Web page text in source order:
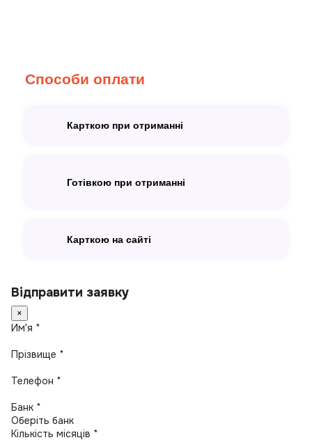
Способи оплати
Карткою при отриманні
Готівкою при отриманні
Карткою на сайті
Відправити заявку
×
Имʼя *
Прізвище *
Телефон *
Банк *
Кількість місяців *